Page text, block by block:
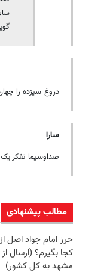
دروغ سیزده را
سارا
صداوسیما تفکر
مطالب پیشنهادی
حرز امام جواد اصل از
کجا بگیرم؟ (ارسال از
مشهد به کل کشور)